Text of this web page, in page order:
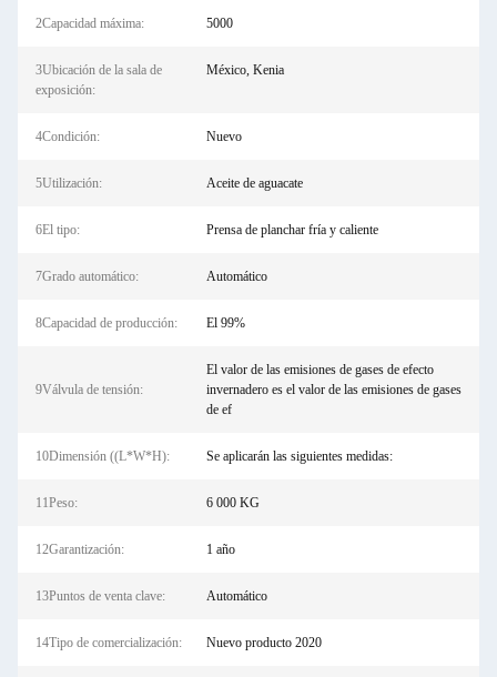
2Capacidad máxima: 5000
3Ubicación de la sala de
exposición:
México, Kenia
4Condición: Nuevo
5Utilización: Aceite de aguacate
6El tipo: Prensa de planchar fría y caliente
7Grado automático: Automático
8Capacidad de producción: El 99%
9Válvula de tensión:
El valor de las emisiones de gases de efecto
invernadero es el valor de las emisiones de gases
de ef
10Dimensión ((L*W*H): Se aplicarán las siguientes medidas:
11Peso: 6 000 KG
12Garantización: 1 año
13Puntos de venta clave: Automático
14Tipo de comercialización: Nuevo producto 2020